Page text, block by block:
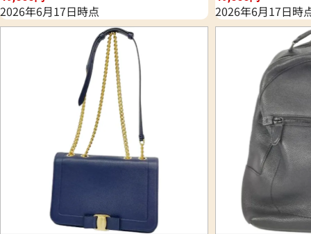
2026年6月17日時点 2026年6月17日時